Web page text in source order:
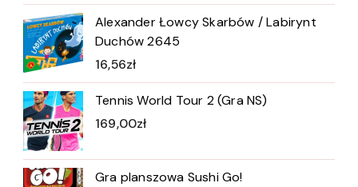
Alexander Łowcy Skarbów / Labirynt
Duchów 2645
16,56zł
Tennis World Tour 2 (Gra NS)
169,00zł
Gra planszowa Sushi Go!